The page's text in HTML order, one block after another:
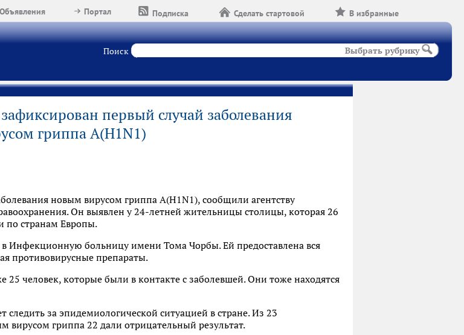
В избранные
Сделать стартовой
Подписка
Портал
Объявления
Поиск Выбрать рубрику
первый случай заболевания
гриппа А(H1N1)
новым вирусом гриппа А(H1N1), сообщили агентству
Он выявлен у 24-летней жительницы столицы, которая 26
по странам Европы.
Инфекционную больницу имени Тома Чорбы. Ей предоставлена вся
противовирусные препараты.
25 человек, которые были в контакте с заболевшей. Они тоже находятся
за эпидемиологической ситуацией в стране. Из 23
вирусом гриппа 22 дали отрицательный результат.